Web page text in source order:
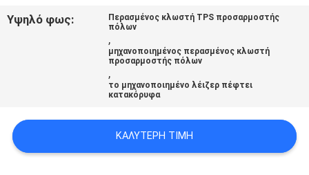
SITEMAP
Υψηλό φως:
Περασμένος κλωστή TPS προσαρμοστής
πόλων
,
μηχανοποιημένος περασμένος κλωστή
προσαρμοστής πόλων
,
το μηχανοποιημένο λέιζερ πέφτει
κατακόρυφα
ΚΑΛΎΤΕΡΗ ΤΙΜΉ